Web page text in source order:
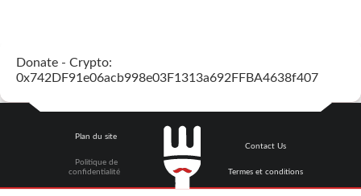
quinoa petit déjeuner méditerranéen
Donate - Crypto:
0x742DF91e06acb998e03F1313a692FFBA4638f407
Plan du site
Politique de
confidentialité
Contact Us
Termes et conditions